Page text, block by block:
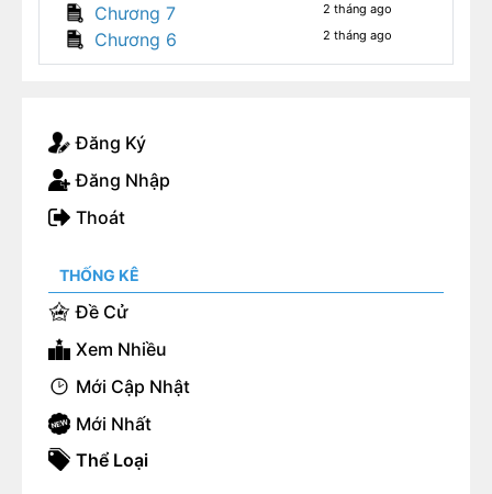
Chương 7 2 tháng ago
Chương 6 2 tháng ago
Đăng Ký
Đăng Nhập
Thoát
THỐNG KÊ
Đề Cử
Xem Nhiều
Mới Cập Nhật
Mới Nhất
Thể Loại